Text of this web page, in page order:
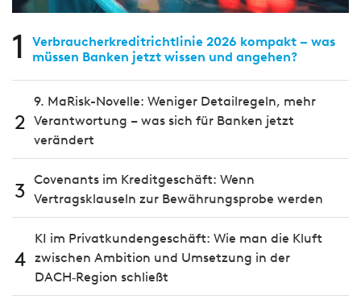
1
Verbraucherkreditrichtlinie 2026 kompakt – was
müssen Banken jetzt wissen und angehen?
2
9. MaRisk-Novelle: Weniger Detailregeln, mehr
Verantwortung – was sich für Banken jetzt
verändert
3 Covenants im Kreditgeschäft: Wenn
Vertragsklauseln zur Bewährungsprobe werden
4
KI im Privatkundengeschäft: Wie man die Kluft
zwischen Ambition und Umsetzung in der
DACH‑Region schließt